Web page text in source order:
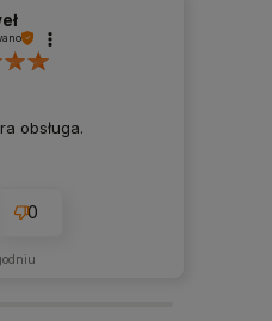
obsługa.
0